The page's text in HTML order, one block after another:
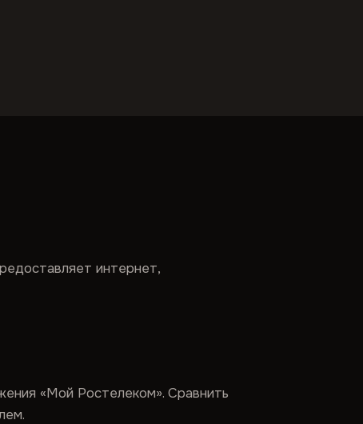
интернет,
«Мой Ростелеком». Сравнить